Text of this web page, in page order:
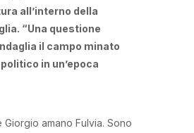
all’interno della
“Una questione
il campo minato
in un’epoca
Giorgio amano Fulvia. Sono